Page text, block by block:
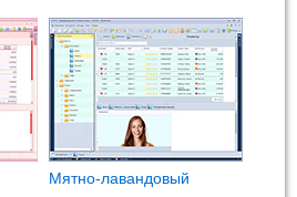
Мятно-лавандовый